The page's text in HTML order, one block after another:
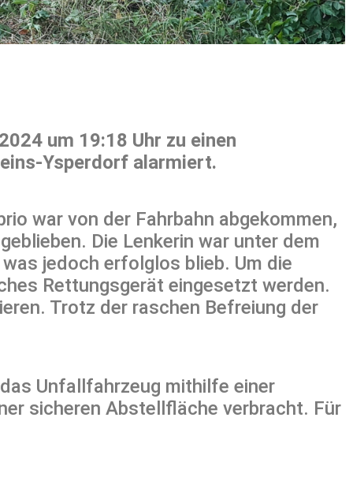
um 19:18 Uhr zu einen
Ysperdorf alarmiert.
war von der Fahrbahn abgekommen,
Die Lenkerin war unter dem
jedoch erfolglos blieb. Um die
Rettungsgerät eingesetzt werden.
Trotz der raschen Befreiung der
Unfallfahrzeug mithilfe einer
sicheren Abstellfläche verbracht. Für